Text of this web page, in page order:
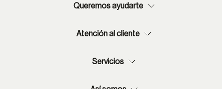
Queremos ayudarte
Atención al cliente
Servicios